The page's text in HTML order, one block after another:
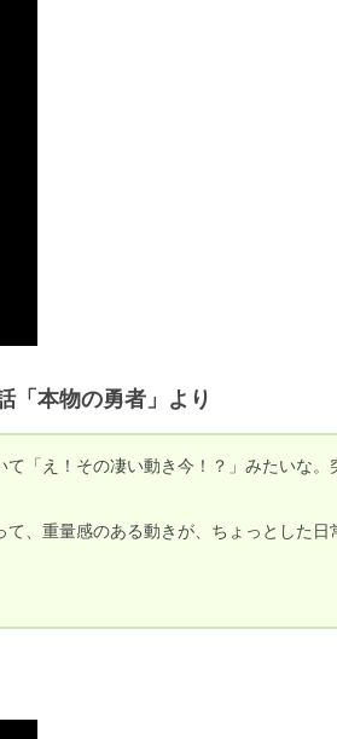
「本物の勇者」より
「え！その凄い動き今！？」みたいな。
、重量感のある動きが、ちょっとした日